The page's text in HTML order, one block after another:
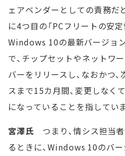
ェアベンダーとしての責務だ
に4つ目の「PCフリートの安
Windows 10の最新バージョ
で、チップセットやネットワ
バーをリリースし、なおかつ
スまで15カ月間、変更しなく
になっていることを指してい
宮澤氏 つまり、情シス担当
るときに、Windows 10のバ